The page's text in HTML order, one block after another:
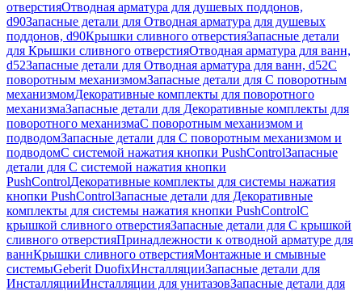
отверстияОтводная арматура для душевых поддонов,
d90Запасные детали для Отводная арматура для душевых
поддонов, d90Крышки сливного отверстияЗапасные детали
для Крышки сливного отверстияОтводная арматура для ванн,
d52Запасные детали для Отводная арматура для ванн, d52С
поворотным механизмомЗапасные детали для С поворотным
механизмомДекоративные комплекты для поворотного
механизмаЗапасные детали для Декоративные комплекты для
поворотного механизмаС поворотным механизмом и
подводомЗапасные детали для С поворотным механизмом и
подводомС системой нажатия кнопки PushControlЗапасные
детали для С системой нажатия кнопки
PushControlДекоративные комплекты для системы нажатия
кнопки PushControlЗапасные детали для Декоративные
комплекты для системы нажатия кнопки PushControlС
крышкой сливного отверстияЗапасные детали для С крышкой
сливного отверстияПринадлежности к отводной арматуре для
ваннКрышки сливного отверстияМонтажные и смывные
системыGeberit DuofixИнсталляцииЗапасные детали для
ИнсталляцииИнсталляции для унитазовЗапасные детали для